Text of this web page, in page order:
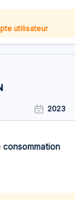
utilisateur
2023